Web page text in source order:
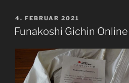
VERÖFFENTLICHT
AM
4. FEBRUAR 2021
Funakoshi Gichin